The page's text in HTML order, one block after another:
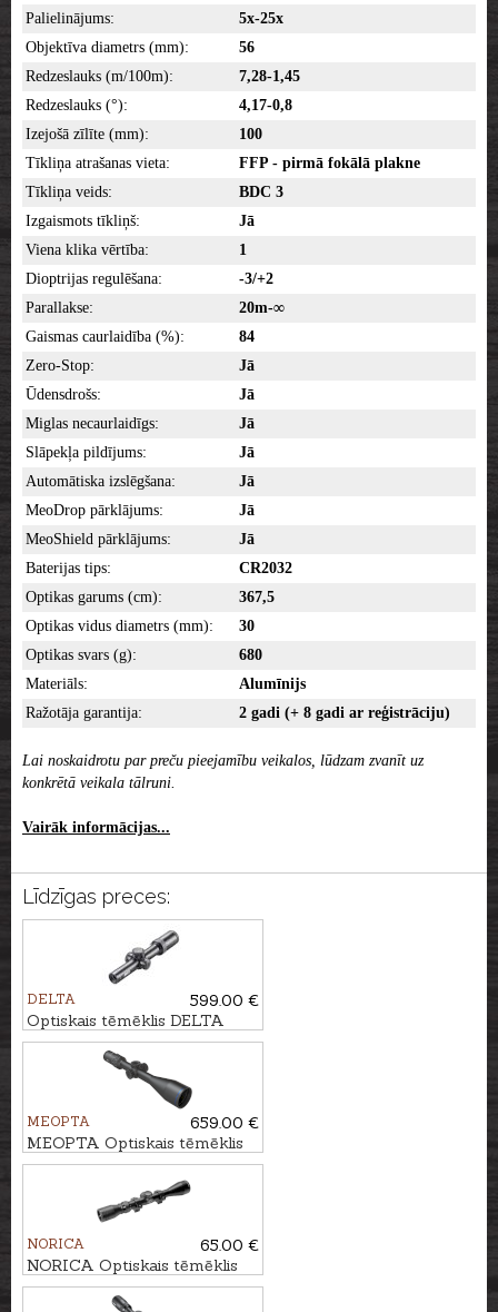
Palielinājums:
5x-25x
Objektīva diametrs (mm):
56
Redzeslauks (m/100m):
7,28-1,45
Redzeslauks (°):
4,17-0,8
Izejošā zīlīte (mm):
100
Tīkliņa atrašanas vieta:
FFP - pirmā fokālā plakne
Tīkliņa veids:
BDC 3
Izgaismots tīkliņš:
Jā
Viena klika vērtība:
1
Dioptrijas regulēšana:
-3/+2
Parallakse:
20m-∞
Gaismas caurlaidība (%):
84
Zero-Stop:
Jā
Ūdensdrošs:
Jā
Miglas necaurlaidīgs:
Jā
Slāpekļa pildījums:
Jā
Automātiska izslēgšana:
Jā
MeoDrop pārklājums:
Jā
MeoShield pārklājums:
Jā
Baterijas tips:
CR2032
Optikas garums (cm):
367,5
Optikas vidus diametrs (mm):
30
Optikas svars (g):
680
Materiāls:
Alumīnijs
Ražotāja garantija:
2 gadi (+ 8 gadi ar reģistrāciju)
Lai noskaidrotu par preču pieejamību veikalos, lūdzam zvanīt uz
konkrētā veikala tālruni.
Vairāk informācijas...
Līdzīgas preces:
DELTA
599.00 €
Optiskais tēmēklis DELTA
Titanium HD 1-6x24 4A S
MEOPTA
659.00 €
MEOPTA Optiskais tēmēklis
MeoHunter R5 5-25x56 FFP
NORICA
65.00 €
NORICA Optiskais tēmēklis
4x-32 4 Plex ar
stiprinājumiem